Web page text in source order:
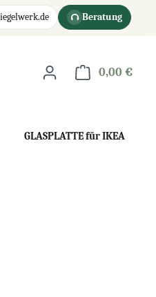
Beratung
0,00 €
GLASPLATTE für IKEA